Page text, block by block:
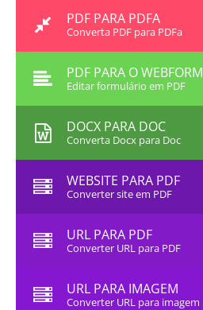
PDF PARA PDFA
Converta PDF para PDFa
PDF PARA O WEBFORM
Editar formulário em PDF
DOCX PARA DOC
Converta Docx para Doc
WEBSITE PARA PDF
Converter site em PDF
URL PARA PDF
Converter URL para PDF
URL PARA IMAGEM
Converter URL para imagem